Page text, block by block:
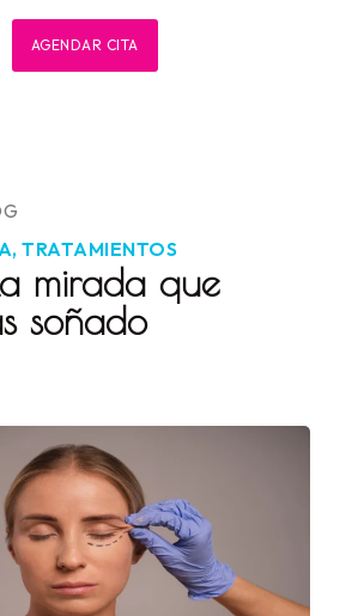
AGENDAR CITA
, TRATAMIENTOS
mirada que
soñado